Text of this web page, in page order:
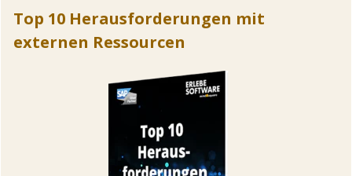
Top 10 Herausforderungen mit
externen Ressourcen